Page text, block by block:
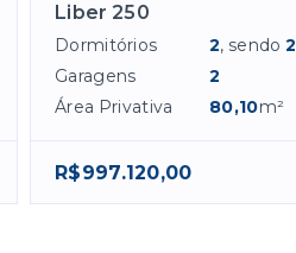
Liber 250
Dormitórios 2, sendo2
Garagens
2
Área Privativa
80,10m²
R$997.120,00